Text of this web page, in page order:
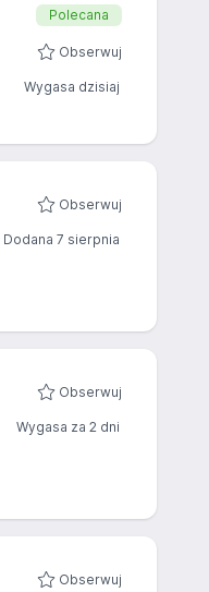
Polecana
Obserwuj
Wygasa dzisiaj
Obserwuj
Dodana 7 sierpnia
Obserwuj
Wygasa za 2 dni
Obserwuj